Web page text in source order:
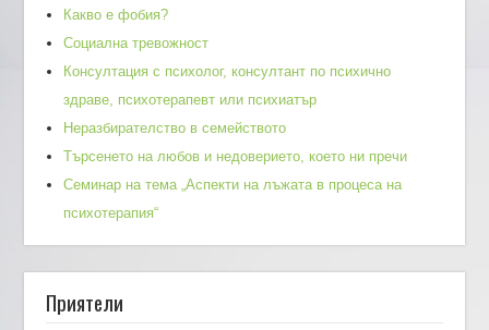
Какво е фобия?
Социална тревожност
Консултация с психолог, консултант по психично
здраве, психотерапевт или психиатър
Неразбирателство в семейството
Търсенето на любов и недоверието, което ни пречи
Семинар на тема „Аспекти на лъжата в процеса на
психотерапия“
Приятели